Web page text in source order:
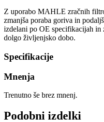
Z uporabo MAHLE zračnih
zmanjša poraba goriva in
izdelani po OE specifikacijah in
dolgo življenjsko dobo.
Specifikacije
Mnenja
Trenutno še brez mnenj.
Podobni izdelki